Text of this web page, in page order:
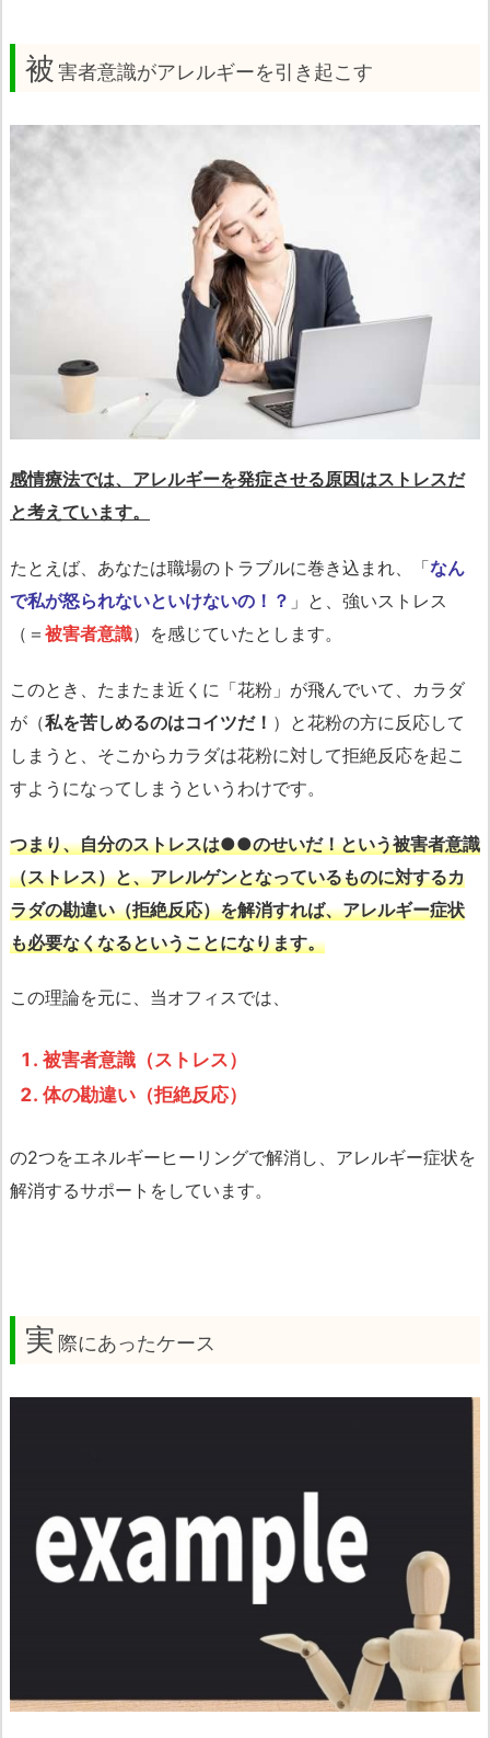
被害者意識がアレルギーを引き起こす
感情療法では、アレルギーを発症させる原因はストレスだ
と考えています。
たとえば、あなたは職場のトラブルに巻き込まれ、「なん
で私が怒られないといけないの！？ 」と、強いストレス
（＝ 被害者意識）を感じていたとします。
このとき、たまたま近くに「花粉」が飛んでいて、カラダ
が（私を苦しめるのはコイツだ！ ）と花粉の方に反応して
しまうと、そこからカラダは花粉に対して拒絶反応を起こ
すようになってしまうというわけです。
つまり、自分のストレスは●●のせいだ！という被害者意識
（ストレス）と、アレルゲンとなっているものに対するカ
ラダの勘違い（拒絶反応）を解消すれば、アレルギー症状
も必要なくなるということになります。
この理論を元に、当オフィスでは、
被害者意識（ストレス）
体の勘違い（拒絶反応）
の2つをエネルギーヒーリングで解消し、アレルギー症状を
解消するサポートをしています。
実 際にあったケース